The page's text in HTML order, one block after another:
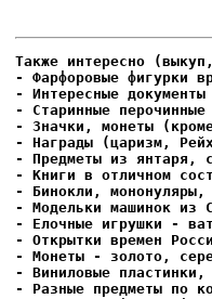
- Фарфоровые фигурки
- Интересные
- Елочные игрушки -